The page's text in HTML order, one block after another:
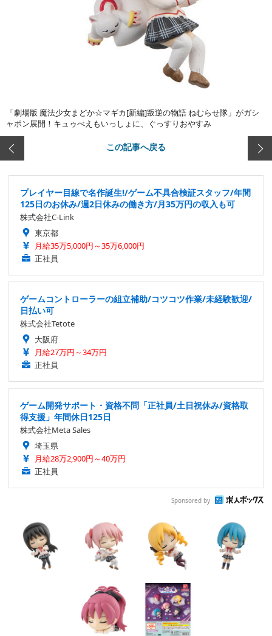
「劇場版 魔法少女まどか☆マギカ[新編]叛逆の物語 ねむらせ隊」がガシ
ャポン展開！キュゥべえもいっしょに、ぐっすりおやすみ
この記事へ戻る
プレイヤー目線で名作誕生!/ゲーム不具合検証スタッフ/年間
125日のお休み/週2日休みの働き方/月35万円の収入も可
株式会社C-Link
東京都
月給35万5,000円～35万6,000円
正社員
ゲームコントローラーの組立補助/コツコツ作業/未経験歓迎/
日払い可
株式会社Tetote
大阪府
月給27万円～34万円
正社員
ゲーム開発サポート・資格不問「正社員/土日祝休み/資格取
得支援」年間休日125日
株式会社Meta Sales
埼玉県
月給28万2,900円～40万円
正社員
Sponsored by